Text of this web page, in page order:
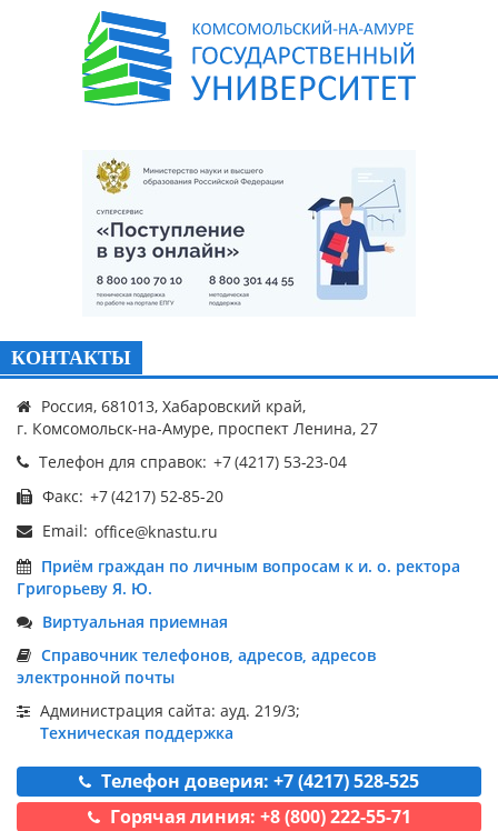
КОНТАКТЫ
Россия, 681013, Хабаровский край,
г. Комсомольск-на-Амуре, проспект Ленина, 27
Телефон для справок:
Факс:
Email:
Приём граждан по личным вопросам к и. о. ректора
Григорьеву Я. Ю.
Виртуальная приемная
Справочник телефонов, адресов, адресов
электронной почты
Администрация сайта: ауд. 219/3;
Техническая поддержка
Телефон доверия: +7 (4217) 528-525
Горячая линия: +8 (800) 222-55-71